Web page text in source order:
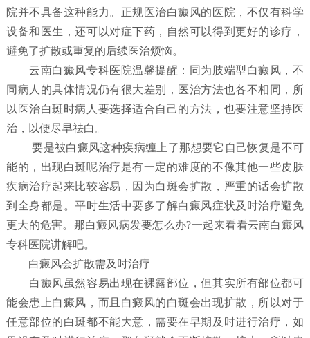
院并不具备这种能力。正规医治白癜风的医院，不仅有科学
设备和医生，还可以对症下药，自然可以得到更好的诊疗，
避免了扩散或重复的后续医治烦恼。
云南白癜风专科医院温馨提醒：同为肢端型白癜风，不
同病人的具体情况仍有很大差别，医治方法也各不相同，所
以医治白斑时病人要选择适合自己的方法，也要注意坚持医
治，以便尽早祛白。
要是被白癜风这种疾病缠上了那想要它自己恢复是不可
能的，出现白斑呢治疗是有一定的难度的不像其他一些皮肤
疾病治疗起来比较容易，因为白斑会扩散，严重的话会扩散
到全身都是。平时生活中要多了解白癜风症状及时治疗避免
更大的危害。那白癜风病发要怎么办?一起来看看云南白癜风
专科医院讲解吧。
白癜风会扩散需及时治疗
白癜风虽然容易出现在裸露部位，但其实所有部位都可
能会患上白癜风，而且白癜风的白斑会出现扩散，所以对于
任意部位的白斑都不能大意，需要在早期及时进行治疗，如